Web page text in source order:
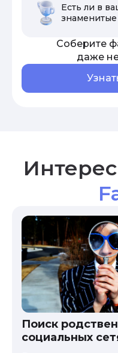
Есть ли в
Соберите
даже
Поиск
социальных